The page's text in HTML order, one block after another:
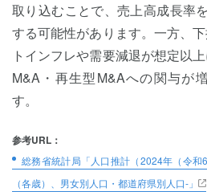
取り込むことで、売上高成長率
する可能性があります。一方、
トインフレや需要減退が想定以
M&A・再生型M&Aへの関与が
す。
参考URL：
総務省統計局「人口推計（2024年（令
（各歳）、男女別人口・都道府県別人口‐」